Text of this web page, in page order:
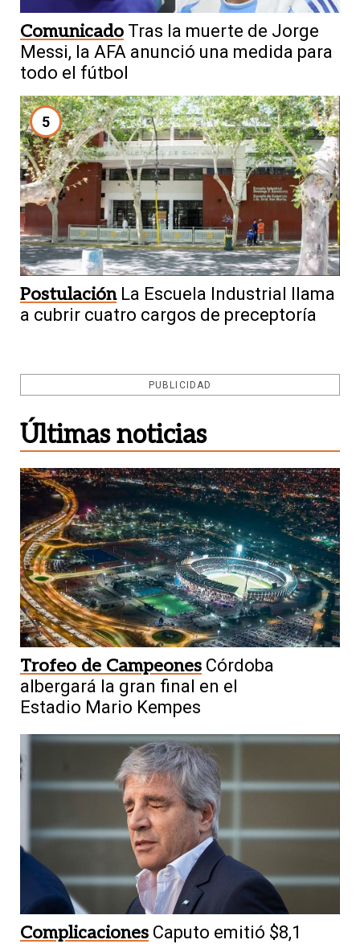
Comunicado Tras la muerte de Jorge
Messi, la AFA anunció una medida para
todo el fútbol
5
Postulación La Escuela Industrial llama
a cubrir cuatro cargos de preceptoría
PUBLICIDAD
Últimas noticias
Trofeo de Campeones Córdoba
albergará la gran final en el
Estadio Mario Kempes
Complicaciones Caputo emitió $8,1